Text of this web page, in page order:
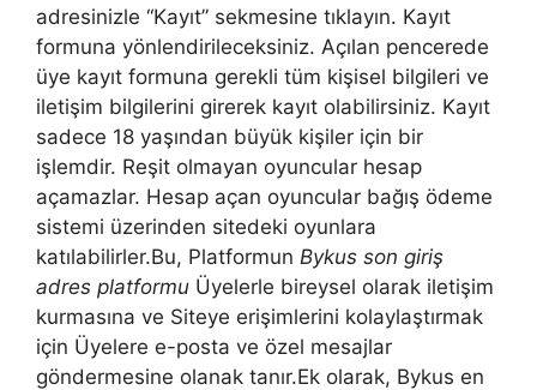
adresinizle “Kayıt” sekmesine tıklayın. Kayıt
formuna yönlendirileceksiniz. Açılan pencerede
üye kayıt formuna gerekli tüm kişisel bilgileri ve
iletişim bilgilerini girerek kayıt olabilirsiniz. Kayıt
sadece 18 yaşından büyük kişiler için bir
işlemdir. Reşit olmayan oyuncular hesap
açamazlar. Hesap açan oyuncular bağış ödeme
sistemi üzerinden sitedeki oyunlara
katılabilirler.Bu, Platformun Bykus son giriş
adres platformu Üyelerle bireysel olarak iletişim
kurmasına ve Siteye erişimlerini kolaylaştırmak
için Üyelere e-posta ve özel mesajlar
göndermesine olanak tanır.Ek olarak, Bykus en